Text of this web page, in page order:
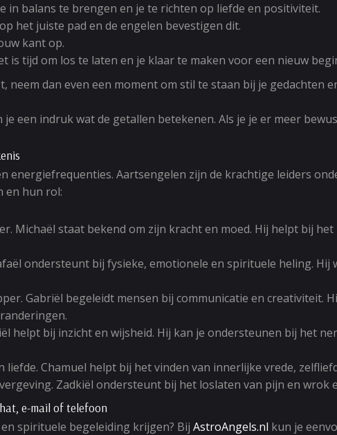
in balans te brengen en je te richten op liefde en positiviteit.
het juiste pad en de engelen bevestigen dit.
kant op.
is tijd om los te laten en je klaar te maken voor een nieuw
neem dan even een moment om stil te staan bij je gedachten
een indruk wat de getallen betekenen. Als je je er meer
energiefrequenties. Aartsengelen zijn de krachtige leiders
en hun rol:
Michaël staat bekend om zijn kracht en moed. Hij helpt bij
ondersteunt bij fysieke, emotionele en spirituele heling.
Gabriël begeleidt mensen bij communicatie en creativiteit.
helpt bij inzicht en wijsheid. Hij kan je ondersteunen bij het
liefde. Chamuel helpt bij het vinden van innerlijke vrede,
Zadkiël ondersteunt bij het loslaten van pijn en wrok
e-mail of telefoon
spirituele begeleiding krijgen? Bij AstroAngels.nl kun je